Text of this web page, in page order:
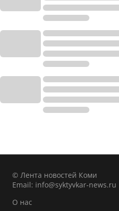
© Лента новостей Коми
Email: info@syktyvkar-news.ru
О нас